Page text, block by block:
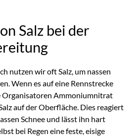
Salz bei der
nutzen wir oft Salz, um nassen
Wenn es auf eine Rennstrecke
Organisatoren Ammoniumnitrat
auf der Oberfläche. Dies reagiert
Schnee und lässt ihn hart
bei Regen eine feste, eisige